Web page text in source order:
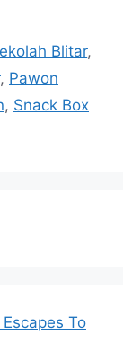
Blitar,
, Pawon
, Snack Box
To